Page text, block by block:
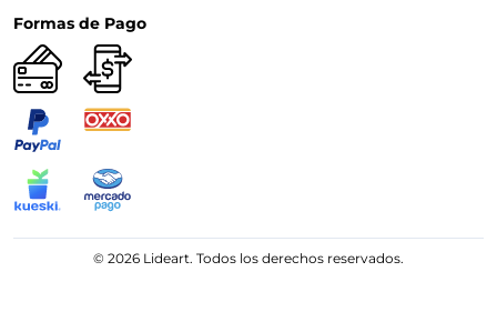
Formas de Pago
© 2026 Lideart. Todos los derechos reservados.